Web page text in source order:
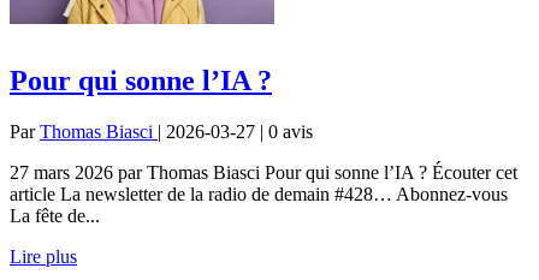
Pour qui sonne l’IA ?
ParThomas Biasci | 2026-03-27 | 0 avis
27 mars 2026 par Thomas Biasci Pour qui sonne l’IA ? Écouter cet
article La newsletter de la radio de demain #428… Abonnez-vous
La fête de...
Lire plus